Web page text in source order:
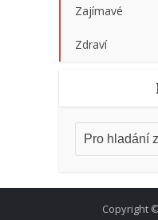
Zajímavé
Zdraví
Copyright